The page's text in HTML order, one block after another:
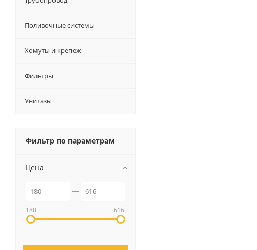
Поливочные системы
Хомуты и крепеж
Фильтры
Унитазы
Фильтр по параметрам
Цена
180 616